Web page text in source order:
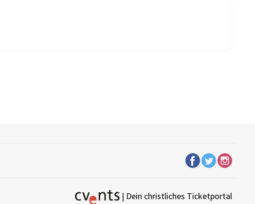
| Dein christliches Ticketportal